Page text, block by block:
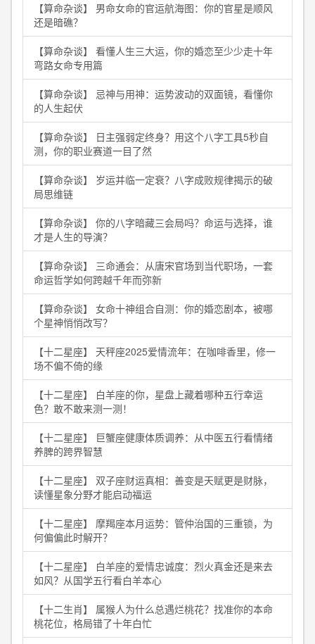
【算命杂谈】 男命女命的官运航海图：你的官星是顺风
还是暗礁？
【算命杂谈】 看懂人生三大运，你的婚恋至少少走十年
弯路女命专用篇
【算命杂谈】 忌神与用神：运势波动的双面镜，看懂你
的人生起伏
【算命杂谈】 日主强弱定终身？用这个八字工具5秒自
测，你的职业赛道一目了然
【算命杂谈】 岁运并临一定衰？八字成败规律揭示的破
局思维链
【算命杂谈】 你的八字暗藏三会局吗？命运与选择，谁
才是人生的导演？
【算命杂谈】 三命通会：从唐宋官场到当代职场，一套
命运哲学如何跨越千年而弥新
【算命杂谈】 女命十神组合自测：你的婚恋剧本，被哪
个星神悄悄改写？
【十二星座】 天秤座2025爱情流年：在咖啡香里，修一
场不偏不倚的缘
【十二星座】 白羊座的你，星盘上藏着哪种五行幸运
色？敢不敢来测一测！
【十二星座】 巨蟹座健康体质调养：从中医五行看情绪
养脾的跨界智慧
【十二星座】 双子座财运真相：善变是天赋更是财脉，
读懂星象分野才能启动福运
【十二星座】 摩羯座本月运势：管仲治国的三重锁，为
何偏偏此时解开？
【十二星座】 白羊座的爱情忠诚度：烈火真金还是来去
如风？从国学五行看白羊本心
【十二生肖】 属猴人为什么总遇烂桃花？找准你的本命
桃花位，格局错了十年白忙